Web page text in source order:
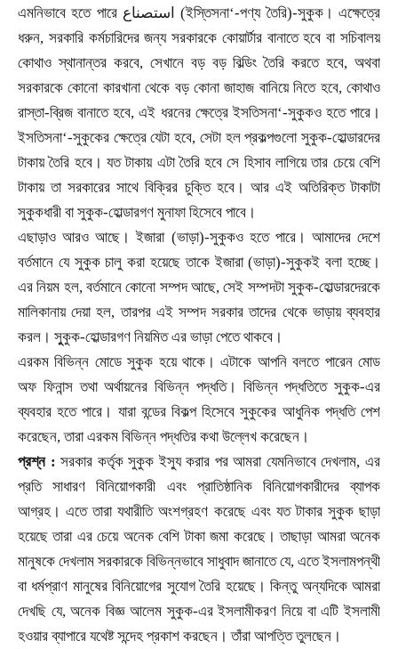
এমনিভাবে হতে পারে استصناع (ইস্তিসনা‘-পণ্য তৈরি)-সুকুক। এক্ষেত্রে
ধরুন, সরকারি কর্মচারিদের জন্য সরকারকে কোয়ার্টার বানাতে হবে বা সচিবালয়
কোথাও স্থানান্তর করবে, সেখানে বড় বড় বিল্ডিং তৈরি করতে হবে,অথবা
সরকারকে কোনো কারখানা থেকে বড় কোনা জাহাজ বানিয়ে নিতে হবে,কোথাও
রাস্তা-ব্রিজ বানাতে হবে,এই ধরনের ক্ষেত্রে ইসতিসনা‘-সুকুকও হতে পারে।
ইসতিসনা‘-সুকুকের ক্ষেত্রে যেটা হবে, সেটা হল প্রকল্পগুলো সুকুক-হোল্ডারদের
টাকায় তৈরি হবে। যত টাকায় এটা তৈরি হবে সে হিসাব লাগিয়ে তার চেয়ে বেশি
টাকায় তা সরকারের সাথে বিক্রির চুক্তি হবে। আর এই অতিরিক্ত টাকাটা
সুকুকধারী বা সুকুক-হোল্ডারগণ মুনাফা হিসেবে পাবে।
এছাড়াও আরও আছে। ইজারা (ভাড়া)-সুকুকও হতে পারে। আমাদের দেশে
বর্তমানে যে সুকুক চালু করা হয়েছে তাকে ইজারা (ভাড়া)-সুকুকই বলা হচ্ছে।
এর নিয়ম হল,বর্তমানে কোনো সম্পদ আছে,সেই সম্পদটা সুকুক-হোল্ডারদেরকে
মালিকানায় দেয়া হল,তারপর এই সম্পদ সরকার তাদের থেকে ভাড়ায় ব্যবহার
করল। সুুকুক-হোল্ডারগণ নিয়মিত এর ভাড়া পেতে থাকবে।
এরকম বিভিন্ন মোডে সুকুক হয়ে থাকে। এটাকে আপনি বলতে পারেন মোড
অফ ফিনান্স তথা অর্থায়নের বিভিন্ন পদ্ধতি। বিভিন্ন পদ্ধতিতে সুকুক-এর
ব্যবহার হতে পারে। যারা বন্ডের বিকল্প হিসেবে সুকুকের আধুনিক পদ্ধতি পেশ
করেছেন,তারা এরকম বিভিন্ন পদ্ধতির কথা উল্লেখ করেছেন।
প্রশ্ন : সরকার কর্তৃক সুকুক ইস্যু করার পর আমরা যেমনিভাবে দেখলাম,এর
প্রতি সাধারণ বিনিয়োগকারী এবং প্রাতিষ্ঠানিক বিনিয়োগকারীদের ব্যাপক
আগ্রহ। এতে তারা যথারীতি অংশগ্রহণ করেছে এবং যত টাকার সুকুক ছাড়া
হয়েছে তারা এর চেয়ে অনেক বেশি টাকা জমা করেছে। তাছাড়া আমরা অনেক
মানুষকে দেখলাম সরকারকে বিভিন্নভাবে সাধুবাদ জানাতে যে, এতে ইসলামপন্থী
বা ধর্মপ্রাণ মানুষের বিনিয়োগের সুযোগ তৈরি হয়েছে। কিন্তু অন্যদিকে আমরা
দেখছি যে,অনেক বিজ্ঞ আলেম সুকুক-এর ইসলামীকরণ নিয়ে বা এটি ইসলামী
হওয়ার ব্যাপারে যথেষ্ট সন্দেহ প্রকাশ করছেন। তাঁরা আপত্তি তুলছেন।